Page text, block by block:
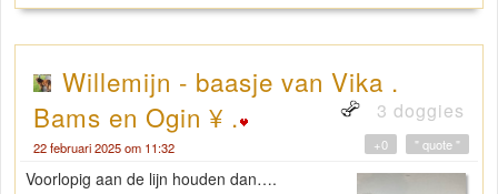
Willemijn - baasje van Vika .
Bams en Ogin ¥ .
3 doggies
22 februari 2025 om 11:32 " quote "
+0
Voorlopig aan de lijn houden dan….